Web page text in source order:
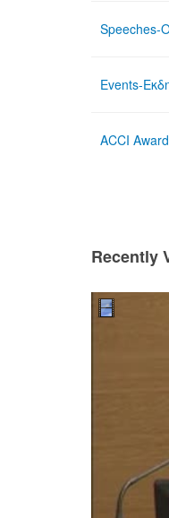
Speeches-
Events-
ACCI
Recently